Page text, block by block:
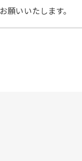
願いいたします。